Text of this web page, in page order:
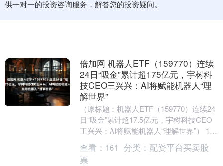
供一对一的投资咨询服务，解答您的投资疑问。
倍加网 机器人ETF（159770）连续
24日“吸金”累计超175亿元，宇树科
技CEO王兴兴：AI将赋能机器人“理
解世界”
（原标题：机器人ETF（159770）连续24
日“吸金”累计超17.5亿元，宇树科技CEO
王兴兴：AI将赋能机器人“理解世界”） 11
月19日，市场窄幅震荡，沪....
查看： 161 分类： 配资平台买卖股
票